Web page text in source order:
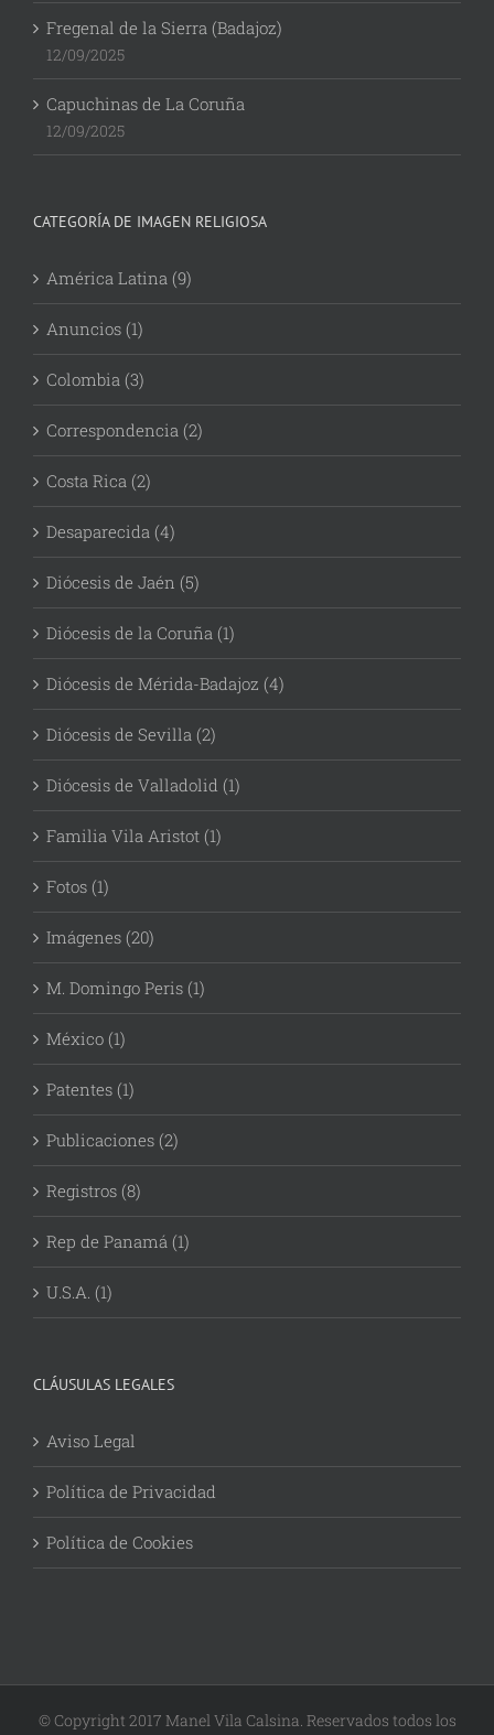
Fregenal de la Sierra (Badajoz)
12/09/2025
Capuchinas de La Coruña
12/09/2025
CATEGORÍA DE IMAGEN RELIGIOSA
América Latina (9)
Anuncios (1)
Colombia (3)
Correspondencia (2)
Costa Rica (2)
Desaparecida (4)
Diócesis de Jaén (5)
Diócesis de la Coruña (1)
Diócesis de Mérida-Badajoz (4)
Diócesis de Sevilla (2)
Diócesis de Valladolid (1)
Familia Vila Aristot (1)
Fotos (1)
Imágenes (20)
M. Domingo Peris (1)
México (1)
Patentes (1)
Publicaciones (2)
Registros (8)
Rep de Panamá (1)
U.S.A. (1)
CLÁUSULAS LEGALES
Aviso Legal
Política de Privacidad
Política de Cookies
© Copyright 2017 Manel Vila Calsina. Reservados todos los